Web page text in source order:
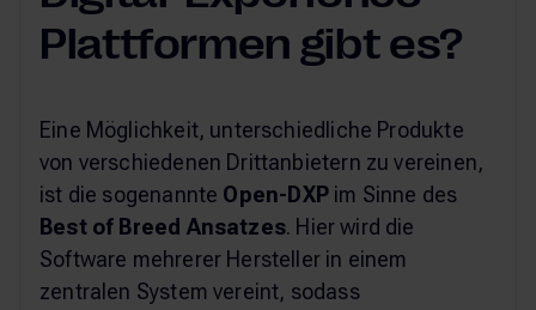
Plattformen gibt es?
Eine Möglichkeit, unterschiedliche Produkte
von verschiedenen Drittanbietern zu vereinen,
ist die sogenannte Open-DXP im Sinne des
Best of Breed Ansatzes. Hier wird die
Software mehrerer Hersteller in einem
zentralen System vereint, sodass